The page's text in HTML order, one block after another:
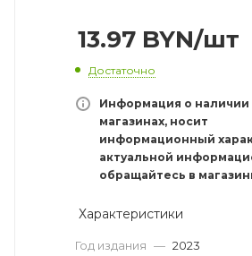
13.97 BYN/шт
Достаточно
Информация о наличии
магазинах, носит
информационный
актуальной
обращайтесь в
Характеристики
Год издания — 2023